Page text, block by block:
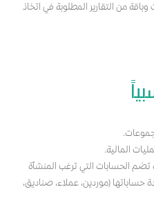
من التقارير المطلوبة في اتخاذ
المالية.
الحسابات التي ترغب المنشأة
حساباتها (موردين، عملاء، صناديق،